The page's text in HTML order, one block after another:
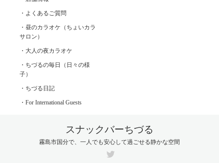
・よくあるご質問
・昼のカラオケ（ちょいカラ
サロン）
・大人の夜カラオケ
・ちづるの毎日（日々の様
子）
・ちづる日記
・For International Guests
スナックバーちづる
霧島市国分で、一人でも安心して過ごせる静かな空間